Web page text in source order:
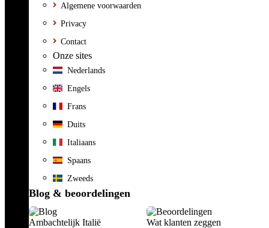
Algemene voorwaarden
Privacy
Contact
Onze sites
Nederlands
Engels
Frans
Duits
Italiaans
Spaans
Zweeds
Blog & beoordelingen
Ambachtelijk Italië
Wat klanten zeggen